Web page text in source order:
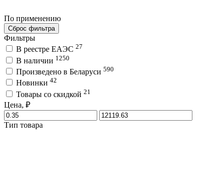
По применению
Сброс фильтра
Фильтры
В реестре ЕАЭС 27
В наличии 1250
Произведено в Беларуси 590
Новинки 42
Товары со скидкой 21
Цена, ₽
Тип товара